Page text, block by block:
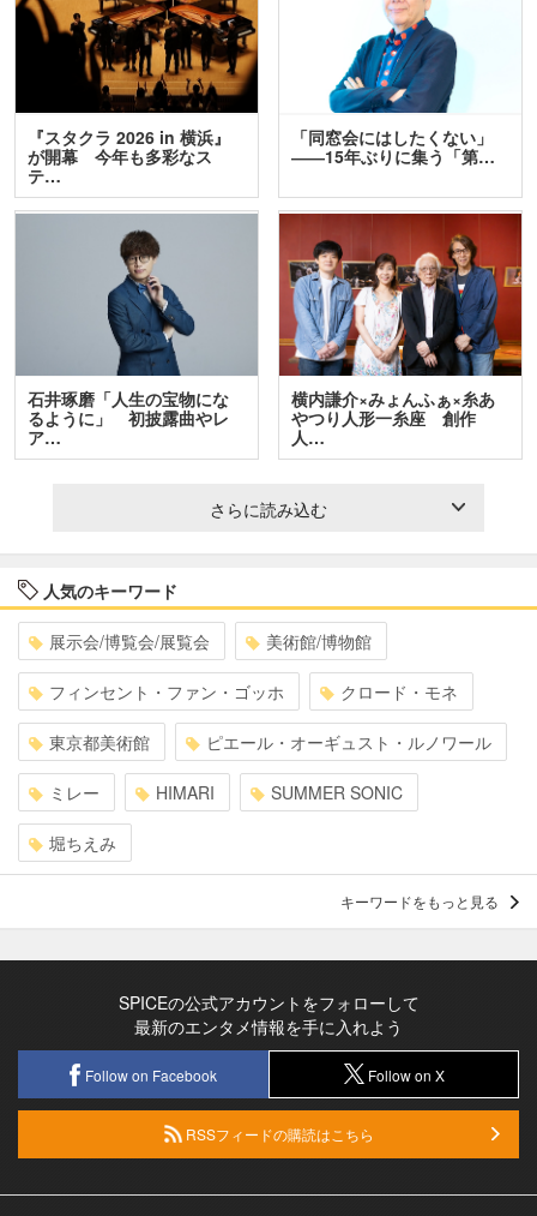
『スタクラ 2026 in 横浜』
が開幕 今年も多彩なス
テ…
「同窓会にはしたくない」
――15年ぶりに集う「第…
石井琢磨「人生の宝物にな
るように」 初披露曲やレ
ア…
横内謙介×みょんふぁ×糸あ
やつり人形一糸座 創作
人…
さらに読み込む
人気のキーワード
展示会/博覧会/展覧会 美術館/博物館
フィンセント・ファン・ゴッホ クロード・モネ
東京都美術館 ピエール・オーギュスト・ルノワール
ミレー HIMARI SUMMER SONIC
堀ちえみ
キーワードをもっと見る
SPICEの公式アカウントをフォローして
最新のエンタメ情報を手に入れよう
Follow on Facebook Follow on X
RSSフィードの購読はこちら